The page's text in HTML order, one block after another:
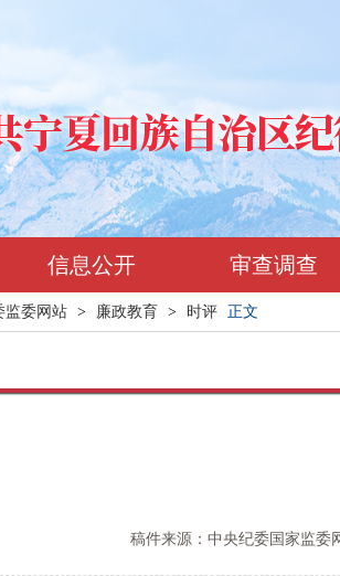
信息公开 审查调查
监委网站 > 廉政教育 > 时评 正文
稿件来源：中央纪委国家监委